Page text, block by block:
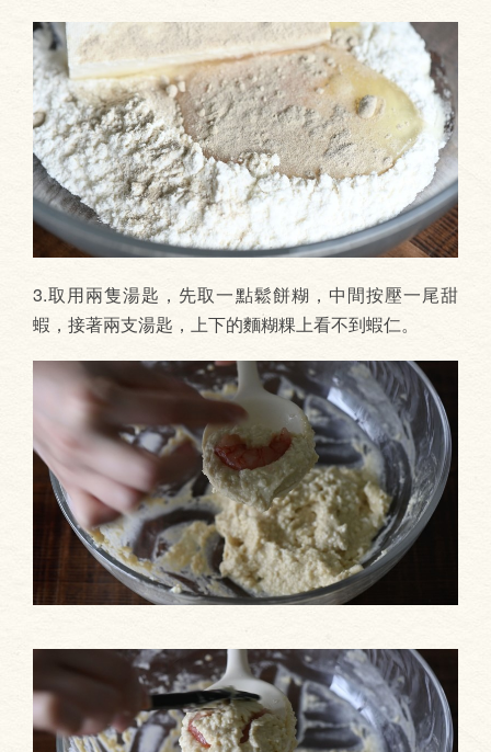
3.取用兩隻湯匙，先取一點鬆餅糊，中間按壓一尾甜
蝦，接著兩支湯匙，上下的麵糊粿上看不到蝦仁。